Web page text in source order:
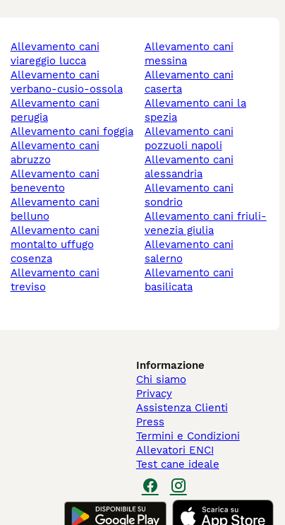
allevamento cani
viareggio lucca
allevamento cani
verbano-cusio-ossola
allevamento cani
perugia
allevamento cani foggia
allevamento cani
abruzzo
allevamento cani
benevento
allevamento cani
belluno
allevamento cani
montalto uffugo
cosenza
allevamento cani
treviso
allevamento cani
messina
allevamento cani
caserta
allevamento cani la
spezia
allevamento cani
pozzuoli napoli
allevamento cani
alessandria
allevamento cani
sondrio
allevamento cani friuli-
venezia giulia
allevamento cani
salerno
allevamento cani
basilicata
Informazione
Chi siamo
Privacy
Assistenza Clienti
Press
Termini e Condizioni
Allevatori ENCI
Test cane ideale